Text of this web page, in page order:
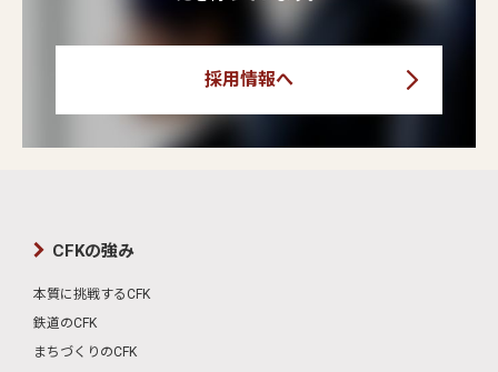
採用情報へ
CFKの強み
本質に挑戦するCFK
鉄道のCFK
まちづくりのCFK